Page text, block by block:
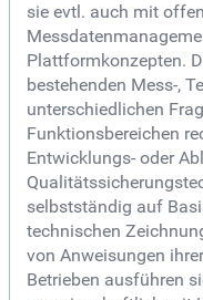
sie evtl. auch mit
Plattformkonzepten.
bestehenden Mess-,
unterschiedlichen
Funktionsbereichen
Entwicklungs- oder
selbstständig auf
technischen
von Anweisungen
Betrieben ausführen